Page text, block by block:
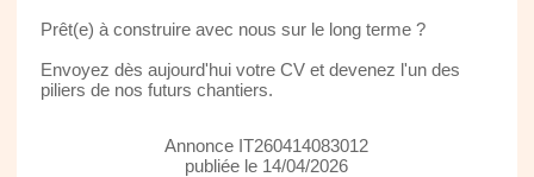
Prêt(e) à construire avec nous sur le long terme ?
Envoyez dès aujourd'hui votre CV et devenez l'un des
piliers de nos futurs chantiers.
Annonce IT260414083012
publiée le 14/04/2026